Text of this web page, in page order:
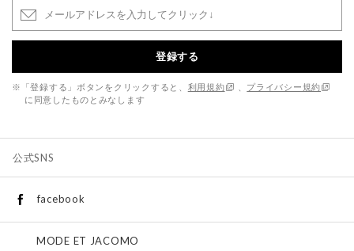
登録する
※「登録する」ボタンをクリックすると、 利用規約
プライバシー規約
に同意したものとみなします
公式SNS
facebook
MODE ET JACOMO